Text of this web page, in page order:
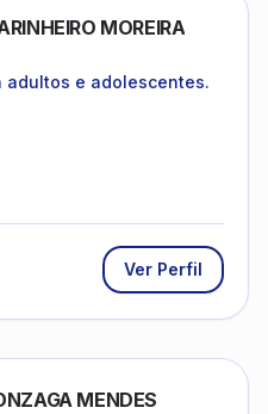
MOREIRA
adultos e adolescentes.
Ver Perfil
MENDES